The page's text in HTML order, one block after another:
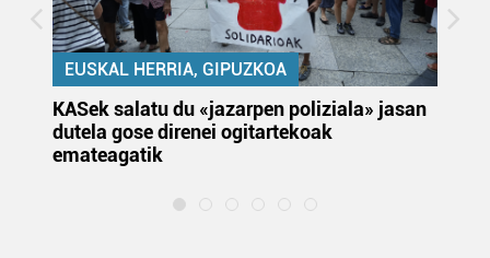
EUSKAL HERRIA, GIPUZKOA
KASek salatu du «jazarpen poliziala» jasan
dutela gose direnei ogitartekoak
emateagatik